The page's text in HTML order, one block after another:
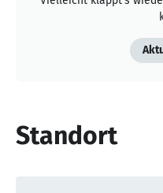
Standort